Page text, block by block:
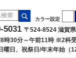
カラー設定
5031 〒524-8524 滋賀
時30分～午前11時 ※2科
曜日、祝祭日/年末年始（